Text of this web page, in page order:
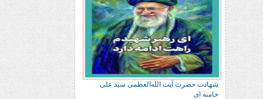
شهادت حضرت آیت الله‌العظمی سید علی
خامنه ای